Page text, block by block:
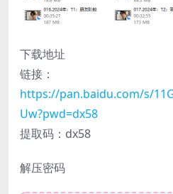
下载地址
链接：
https://pan.baidu.com/s/
Uw?pwd=dx58
提取码：dx58
解压密码